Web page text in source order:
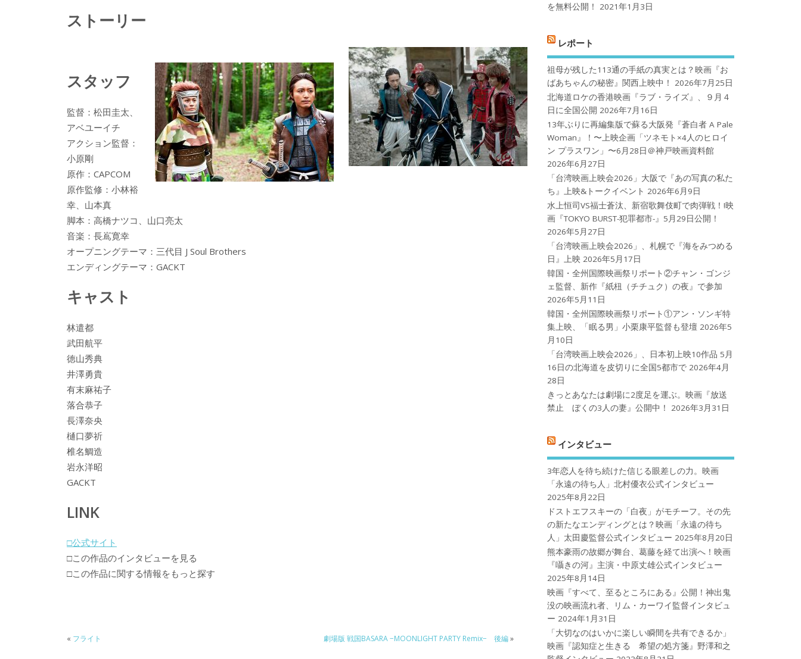
ストーリー
スタッフ
監督：松田圭太、
アベユーイチ
アクション監督：
小原剛
原作：CAPCOM
原作監修：小林裕
幸、山本真
脚本：高橋ナツコ、山口亮太
音楽：長嶌寛幸
オープニングテーマ：三代目 J Soul Brothers
エンディングテーマ：GACKT
キャスト
林遣都
武田航平
徳山秀典
井澤勇貴
有末麻祐子
落合恭子
長澤奈央
樋口夢祈
椎名鯛造
岩永洋昭
GACKT
LINK
□公式サイト
□この作品のインタビューを見る
□この作品に関する情報をもっと探す
« フライト 劇場版 戦国BASARA −MOONLIGHT PARTY Remix− 後編»
を無料公開！
2021年1月3日
レポート
祖母が残した113通の手紙の真実とは？映画『お
ばあちゃんの秘密』関西上映中！
2026年7月25日
北海道ロケの香港映画『ラブ・ライズ』、９月４
日に全国公開 2026年7月16日
13年ぶりに再編集版で蘇る大阪発『蒼白者 A Pale
Woman』！〜上映企画「ツネモト×4人のヒロイ
ン プラスワン」〜6月28日＠神戸映画資料館
2026年6月27日
「台湾映画上映会2026」大阪で『あの写真の私た
ち』上映&トークイベント 2026年6月9日
水上恒司VS福士蒼汰、新宿歌舞伎町で肉弾戦！!映
画『TOKYO BURST-犯罪都市-』5月29日公開！
2026年5月27日
「台湾映画上映会2026」、札幌で『海をみつめる
日』上映 2026年5月17日
韓国・全州国際映画祭リポート②チャン・ゴンジ
ェ監督、新作『紙杻（チチュク）の夜』で参加
2026年5月11日
韓国・全州国際映画祭リポート①アン・ソンギ特
集上映、「眠る男」小栗康平監督も登壇 2026年5
月10日
「台湾映画上映会2026」、日本初上映10作品 5月
16日の北海道を皮切りに全国5都市で 2026年4月
28日
きっとあなたは劇場に2度足を運ぶ。映画『放送
禁止 ぼくの3人の妻』公開中！
2026年3月31日
インタビュー
3年恋人を待ち続けた信じる眼差しの力。映画
「永遠の待ち人」北村優衣公式インタビュー
2025年8月22日
ドストエフスキーの「白夜」がモチーフ。その先
の新たなエンディングとは？映画「永遠の待ち
人」太田慶監督公式インタビュー 2025年8月20日
熊本豪雨の故郷が舞台、葛藤を経て出演へ！映画
『囁きの河』主演・中原丈雄公式インタビュー
2025年8月14日
映画『すべて、至るところにある』公開！神出鬼
没の映画流れ者、リム・カーワイ監督インタビュ
ー 2024年1月31日
「大切なのはいかに楽しい瞬間を共有できるか」
映画『認知症と生きる 希望の処方箋』野澤和之